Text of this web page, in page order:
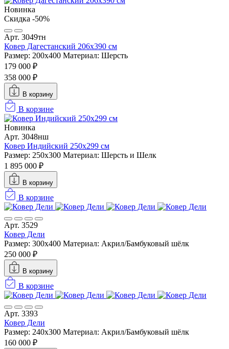
Новинка
Скидка -50%
Арт. 3049тн
Ковер Дагестанский 206x390 см
Размер: 200х400 Материал: Шерсть
179 000 ₽
358 000 ₽
В корзину
В корзине
Новинка
Арт. 3048нш
Ковер Индийский 250x299 см
Размер: 250x300 Материал: Шерсть и Шелк
1 895 000 ₽
В корзину
В корзине
Арт. 3529
Ковер Дели
Размер: 300х400 Материал: Акрил/Бамбуковый шёлк
250 000 ₽
В корзину
В корзине
Арт. 3393
Ковер Дели
Размер: 240х300 Материал: Акрил/Бамбуковый шёлк
160 000 ₽